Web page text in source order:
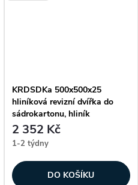
KRDSDKa 500x500x25
hliníková revizní dvířka do
sádrokartonu, hliník
2 352 Kč
1-2 týdny
DO KOŠÍKU